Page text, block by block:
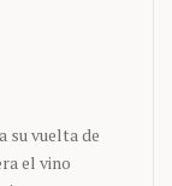
su vuelta de
el vino